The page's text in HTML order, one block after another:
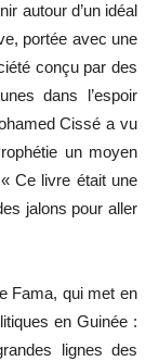
autour d’un idéal
portée avec une
conçu par des
dans l’espoir
Cissé a vu
un moyen
Ce livre était une
jalons pour aller
Fama, qui met en
en Guinée :
lignes des